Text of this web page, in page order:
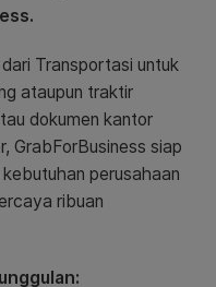
Transportasi untuk
ataupun traktir
dokumen kantor
GrabForBusiness siap
perusahaan
ribuan